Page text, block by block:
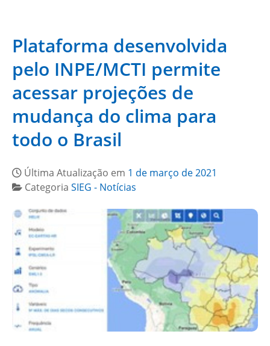
Plataforma desenvolvida
pelo INPE/MCTI permite
acessar projeções de
mudança do clima para
todo o Brasil
Última Atualização em 1 de março de 2021
Categoria SIEG - Notícias